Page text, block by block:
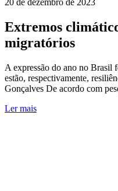
20 de dezembro de 2023
Extremos
migratórios
A expressão do ano no Brasil
estão, respectivamente,
Gonçalves De acordo com
Ler mais